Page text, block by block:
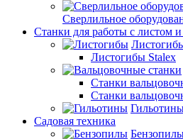
Сверлильное
Станки для работы с листом
Листогибы Stalex
Станки
Станки
Садовая техника